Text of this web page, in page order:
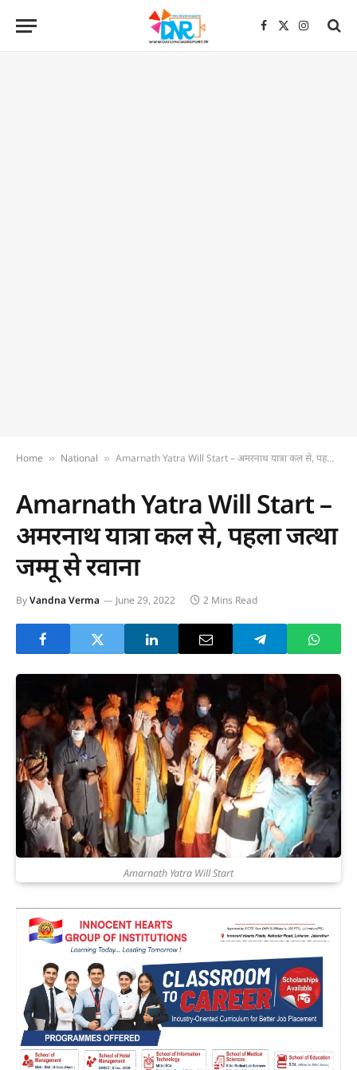
Facebook
X
Home » National » Amarnath Yatra Will Start – अमरनाथ यात्रा कल से, पहला जत्था जम्मू से रवाना
Amarnath Yatra Will Start –
अमरनाथ यात्रा कल से, पहला जत्था
जम्मू से रवाना
ByVandna Verma June 29, 2022 2 Mins Read
Amarnath Yatra Will Start